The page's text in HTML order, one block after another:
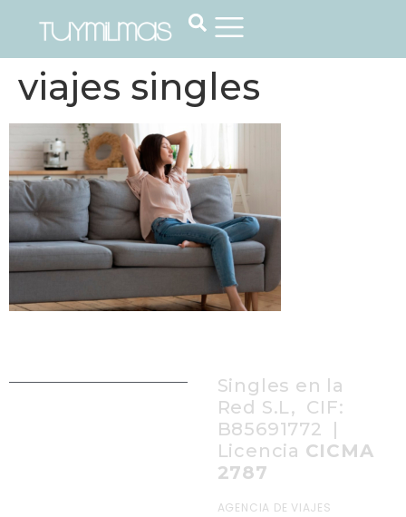
viajes singles
Singles en la
Red S.L, CIF:
B85691772 |
Licencia CICMA
2787
AGENCIA DE VIAJES